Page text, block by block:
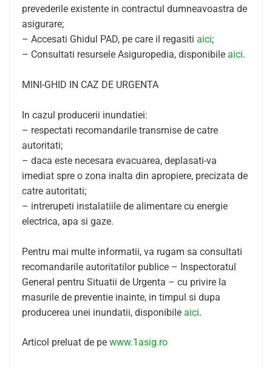
prevederile existente in contractul dumneavoastra de
asigurare;
– Accesati Ghidul PAD, pe care il regasiti aici;
– Consultati resursele Asiguropedia, disponibile aici.
MINI-GHID IN CAZ DE URGENTA
In cazul producerii inundatiei:
– respectati recomandarile transmise de catre
autoritati;
– daca este necesara evacuarea, deplasati-va
imediat spre o zona inalta din apropiere, precizata de
catre autoritati;
– intrerupeti instalatiile de alimentare cu energie
electrica, apa si gaze.
Pentru mai multe informatii, va rugam sa consultati
recomandarile autoritatilor publice – Inspectoratul
General pentru Situatii de Urgenta – cu privire la
masurile de preventie inainte, in timpul si dupa
producerea unei inundatii, disponibile aici.
Articol preluat de pe www.1asig.ro